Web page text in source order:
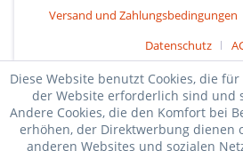
Versand und Zahlungsbedingungen
Datenschutz
Diese Website benutzt Cookies, die
der Website erforderlich sind und
Andere Cookies, die den Komfort bei
erhöhen, der Direktwerbung dienen
anderen Websites und sozialen